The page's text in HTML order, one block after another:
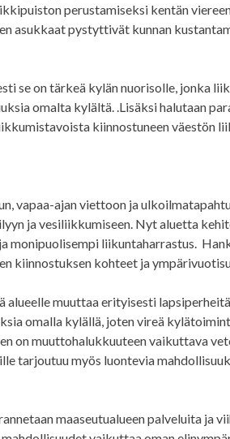
perustamiseksi kentän
asukkaat pystyttivät kunnan
se on tärkeä kylän nuorisolle, jonka
omalta kylältä. .Lisäksi halutaan
kiinnostuneen väestön
vapaa-ajan viettoon ja
ja vesiliikkumiseen. Nyt aluetta
monipuolisempi liikuntaharrastus.
kiinnostuksen kohteet ja
muuttaa erityisesti
omalla kylällä, joten vireä
on muuttohalukkuuteen vaikuttava
tarjoutuu myös luontevia
maaseutualueen palveluita ja